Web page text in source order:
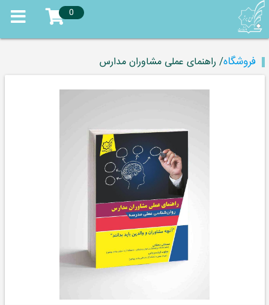
0
فروشگاه/ راهنمای عملی مشاوران مدارس